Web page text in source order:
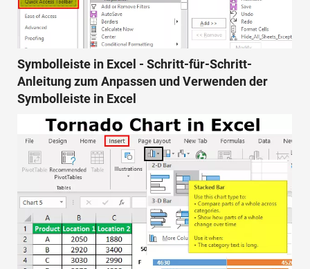
Symbolleiste in Excel - Schritt-für-Schritt-
Anleitung zum Anpassen und Verwenden der
Symbolleiste in Excel